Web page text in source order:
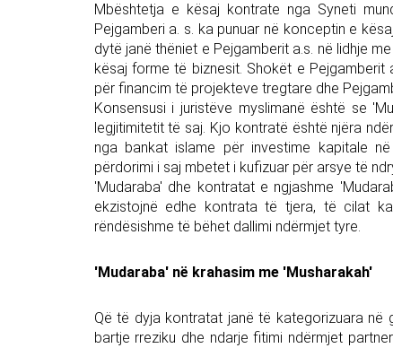
Mbështetja e kësaj kontrate nga Syneti
Pejgamberi a. s. ka punuar në konceptin e
dytë janë thëniet e Pejgamberit a.s. në lidhje
kësaj forme të biznesit. Shokët e
për financim të projekteve tregtare dhe
Konsensusi i juristëve myslimanë është se
legjitimitetit të saj. Kjo kontratë është njëra
nga bankat islame për investime kapitale
përdorimi i saj mbetet i kufizuar për arsye të
'Mudaraba' dhe kontratat e ngjashme
ekzistojnë edhe kontrata të tjera, të cilat
rëndësishme të bëhet dallimi ndërmjet tyre.
'Mudaraba' në krahasim me 'Musharakah'
Që të dyja kontratat janë të kategorizuara në
bartje rreziku dhe ndarje fitimi ndërmjet